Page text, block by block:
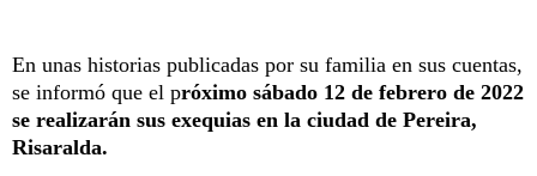
En unas historias publicadas por su familia en sus cuentas,
se informó que el próximo sábado 12 de febrero de 2022
se realizarán sus exequias en la ciudad de Pereira,
Risaralda.